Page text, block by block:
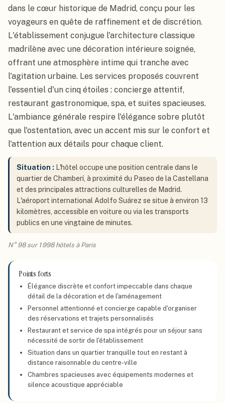
dans le cœur historique de Madrid, conçu pour les
voyageurs en quête de raffinement et de discrétion.
L'établissement conjugue l'architecture classique
madrilène avec une décoration intérieure soignée,
offrant une atmosphère intime qui tranche avec
l'agitation urbaine. Les services proposés couvrent
l'essentiel d'un cinq étoiles : concierge attentif,
restaurant gastronomique, spa, et suites spacieuses.
L'ambiance générale respire l'élégance sobre plutôt
que l'ostentation, avec un accent mis sur le confort et
l'attention aux détails pour chaque client.
Situation : L'hôtel occupe une position centrale dans le
quartier de Chamberí, à proximité du Paseo de la Castellana
et des principales attractions culturelles de Madrid.
L'aéroport international Adolfo Suárez se situe à environ 13
kilomètres, accessible en voiture ou via les transports
publics en une vingtaine de minutes.
N° 98 sur 1 998 hôtels à Paris
Points forts
Élégance discrète et confort impeccable dans chaque
détail de la décoration et de l'aménagement
Personnel attentionné et concierge capable d'organiser
des réservations et trajets personnalisés
Restaurant et service de spa intégrés pour un séjour sans
nécessité de sortir de l'établissement
Situation dans un quartier tranquille tout en restant à
distance raisonnable du centre-ville
Chambres spacieuses avec équipements modernes et
silence acoustique appréciable